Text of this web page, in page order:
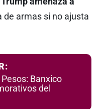
armas si no ajusta
Banxico
del